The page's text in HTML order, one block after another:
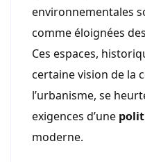
environnementales
comme éloignées
Ces espaces,
certaine vision de la
l’urbanisme, se
exigences d’une
moderne.